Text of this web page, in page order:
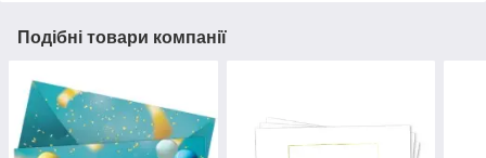
Подібні товари компанії